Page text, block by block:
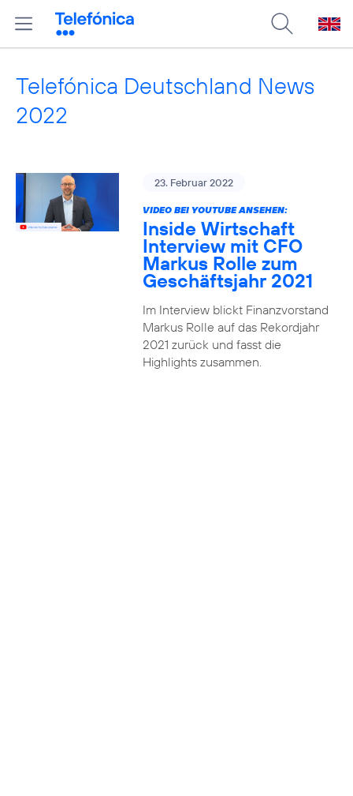
Telefónica Deutschland News
2022
23. Februar 2022
VIDEO BEI YOUTUBE ANSEHEN:
Inside Wirtschaft
Interview mit CFO
Markus Rolle zum
Geschäftsjahr 2021
Im Interview blickt Finanzvorstand
Markus Rolle auf das Rekordjahr
2021 zurück und fasst die
Highlights zusammen.